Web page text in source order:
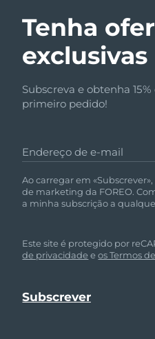
Tenha
exclusivas
Subscreva e obtenha
primeiro pedido!
Endereço de e-mail
Ao carregar em
de marketing da FOREO.
a minha subscrição a
Este site é protegido por
de privacidade eos Termos